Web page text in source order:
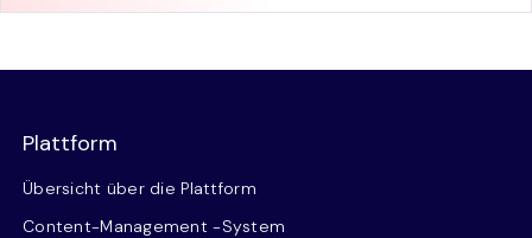
Plattform
Übersicht über die Plattform
Content-Management -System